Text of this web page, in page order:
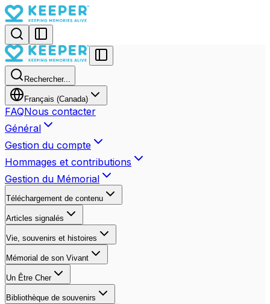
Rechercher...
Français (Canada)
FAQNous contacter
Général
Gestion du compte
Hommages et contributions
Gestion du Mémorial
Téléchargement de contenu
Articles signalés
Vie, souvenirs et histoires
Mémorial de son Vivant
Un Être Cher
Bibliothèque de souvenirs